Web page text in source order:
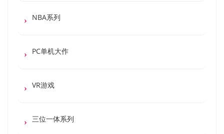
NBA系列
PC单机大作
VR游戏
三位一体系列